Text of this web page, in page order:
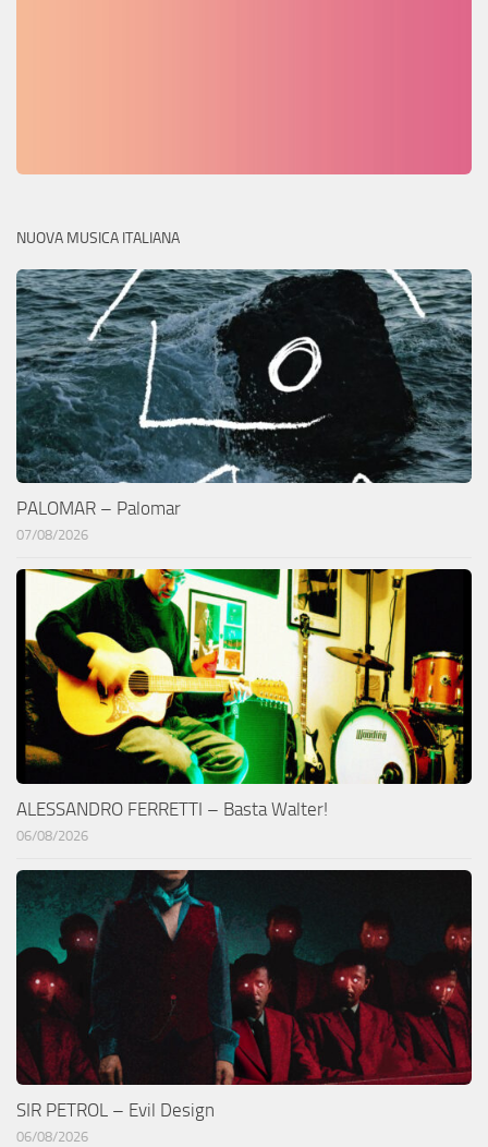
NUOVA MUSICA ITALIANA
PALOMAR – Palomar
07/08/2026
ALESSANDRO FERRETTI – Basta Walter!
06/08/2026
SIR PETROL – Evil Design
06/08/2026